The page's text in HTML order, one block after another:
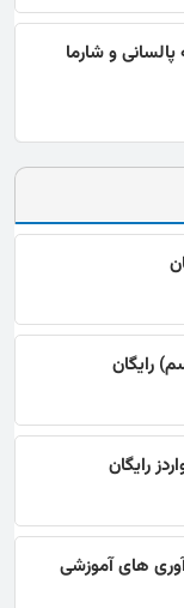
و شارما
رایگان
رایگان
های آموزشی